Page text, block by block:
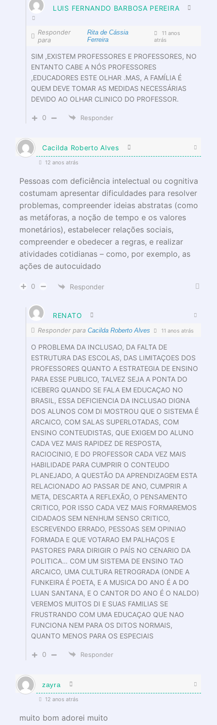
LUIS FERNANDO BARBOSA PEREIRA
Responder
para
Rita de Cássia
Ferreira
11 anos
atrás
SIM ,EXISTEM PROFESSORES E PROFESSORES, NO
ENTANTO CABE A NÓS PROFESSORES
,EDUCADORES ESTE OLHAR .MAS, A FAMÍLIA É
QUEM DEVE TOMAR AS MEDIDAS NECESSÁRIAS
DEVIDO AO OLHAR CLINICO DO PROFESSOR.
0 Responder
Cacilda Roberto Alves
12 anos atrás
Pessoas com deficiência intelectual ou cognitiva
costumam apresentar dificuldades para resolver
problemas, compreender ideias abstratas (como
as metáforas, a noção de tempo e os valores
monetários), estabelecer relações sociais,
compreender e obedecer a regras, e realizar
atividades cotidianas – como, por exemplo, as
ações de autocuidado
0 Responder
RENATO
Responder para Cacilda Roberto Alves 11 anos atrás
O PROBLEMA DA INCLUSAO, DA FALTA DE
ESTRUTURA DAS ESCOLAS, DAS LIMITAÇOES DOS
PROFESSORES QUANTO A ESTRATEGIA DE ENSINO
PARA ESSE PUBLICO, TALVEZ SEJA A PONTA DO
ICEBERG QUANDO SE FALA EM EDUCAÇAO NO
BRASIL, ESSA DEFICIENCIA DA INCLUSAO DIGNA
DOS ALUNOS COM DI MOSTROU QUE O SISTEMA É
ARCAICO, COM SALAS SUPERLOTADAS, COM
ENSINO CONTEUDISTAS, QUE EXIGEM DO ALUNO
CADA VEZ MAIS RAPIDEZ DE RESPOSTA,
RACIOCINIO, E DO PROFESSOR CADA VEZ MAIS
HABILIDADE PARA CUMPRIR O CONTEUDO
PLANEJADO, A QUESTÃO DA APRENDIZAGEM ESTA
RELACIONADO AO PASSAR DE ANO, CUMPRIR A
META, DESCARTA A REFLEXÃO, O PENSAMENTO
CRITICO, POR ISSO CADA VEZ MAIS FORMAREMOS
CIDADAOS SEM NENHUM SENSO CRITICO,
ESCREVENDO ERRADO, PESSOAS SEM OPINIAO
FORMADA E QUE VOTARAO EM PALHAÇOS E
PASTORES PARA DIRIGIR O PAÍS NO CENARIO DA
POLITICA… COM UM SISTEMA DE ENSINO TAO
ARCAICO, UMA CULTURA RETROGRADA (ONDE A
FUNKEIRA É POETA, E A MUSICA DO ANO É A DO
LUAN SANTANA, E O CANTOR DO ANO É O NALDO)
VEREMOS MUITOS DI E SUAS FAMILIAS SE
FRUSTRANDO COM UMA EDUCAÇAO QUE NAO
FUNCIONA NEM PARA OS DITOS NORMAIS,
QUANTO MENOS PARA OS ESPECIAIS
0 Responder
zayra
12 anos atrás
muito bom adorei muito